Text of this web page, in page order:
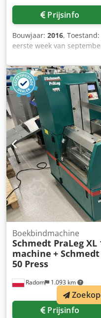
Prijsinfo
Bouwjaar: 2016, Toestand:
eerste week van
Radom 1.093 km
Boekbindmachine
Schmedt PraLeg XL
machine +
50 Press
Prijsinfo